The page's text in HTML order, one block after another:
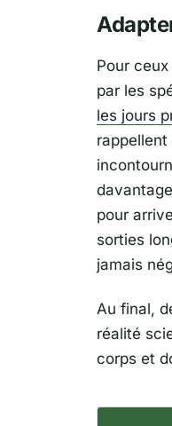
Pour
par les
les jours
pour
sorties
jamais
Au final,
réalité
corps et